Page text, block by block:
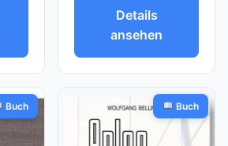
Details
ansehen
Buch Buch